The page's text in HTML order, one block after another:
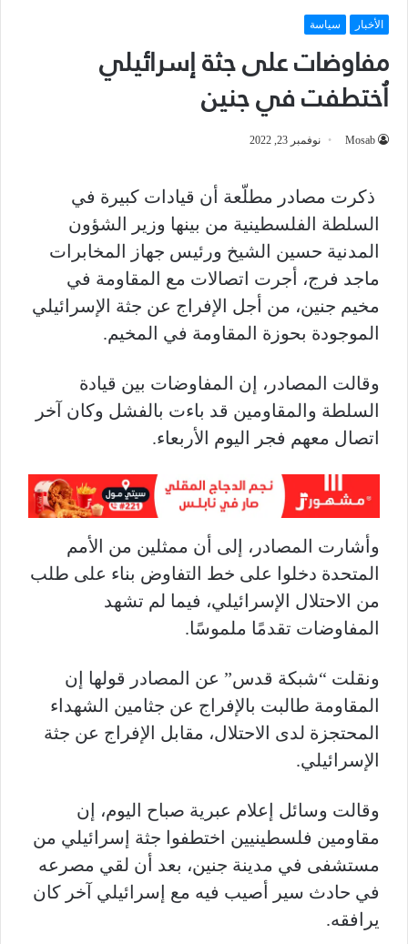
الأخبار سياسة
مفاوضات على جثة إسرائيلي
اُختطفت في جنين
Mosab نوفمبر 23, 2022
ذكرت مصادر مطلّعة أن قيادات كبيرة في
السلطة الفلسطينية من بينها وزير الشؤون
المدنية حسين الشيخ ورئيس جهاز المخابرات
ماجد فرج، أجرت اتصالات مع المقاومة في
مخيم جنين، من أجل الإفراج عن جثة الإسرائيلي
الموجودة بحوزة المقاومة في المخيم.
وقالت المصادر، إن المفاوضات بين قيادة
السلطة والمقاومين قد باءت بالفشل وكان آخر
اتصال معهم فجر اليوم الأربعاء.
وأشارت المصادر، إلى أن ممثلين من الأمم
المتحدة دخلوا على خط التفاوض بناء على طلب
من الاحتلال الإسرائيلي، فيما لم تشهد
المفاوضات تقدمًا ملموسًا.
ونقلت “شبكة قدس” عن المصادر قولها إن
المقاومة طالبت بالإفراج عن جثامين الشهداء
المحتجزة لدى الاحتلال، مقابل الإفراج عن جثة
الإسرائيلي.
وقالت وسائل إعلام عبرية صباح اليوم، إن
مقاومين فلسطينيين اختطفوا جثة إسرائيلي من
مستشفى في مدينة جنين، بعد أن لقي مصرعه
في حادث سير أصيب فيه مع إسرائيلي آخر كان
يرافقه.